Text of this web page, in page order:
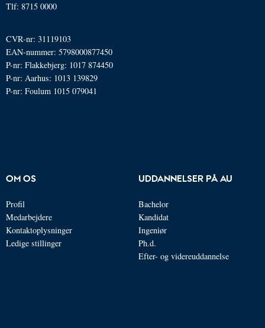
Tlf: 8715 0000
CVR-nr: 31119103
EAN-nummer: 5798000877450
P-nr: Flakkebjerg: 1017 874450
P-nr: Aarhus: 1013 139829
P-nr: Foulum 1015 079041
OM OS
Profil
Medarbejdere
Kontaktoplysninger
Ledige stillinger
UDDANNELSER PÅ AU
Bachelor
Kandidat
Ingeniør
Ph.d.
Efter- og videreuddannelse